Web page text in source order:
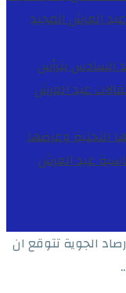
السادس يترأس
عيد العرش
التحتية وعرضها
عيد العرش
الجوية تتوقع ان